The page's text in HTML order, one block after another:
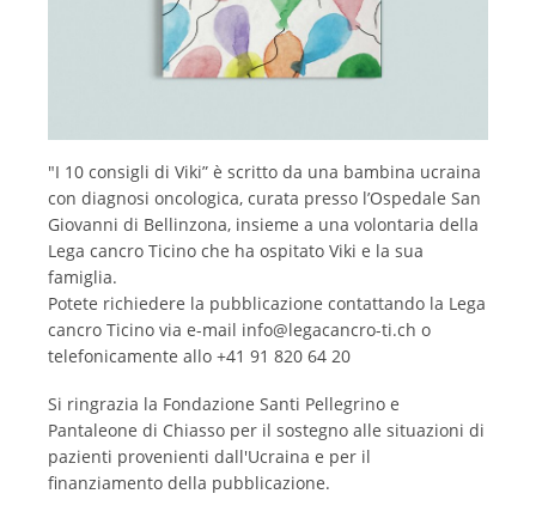
"I 10 consigli di Viki” è scritto da una bambina ucraina
con diagnosi oncologica, curata presso l’Ospedale San
Giovanni di Bellinzona, insieme a una volontaria della
Lega cancro Ticino che ha ospitato Viki e la sua
famiglia.
Potete richiedere la pubblicazione contattando la Lega
cancro Ticino via e-mail info@legacancro-ti.ch o
telefonicamente allo +41 91 820 64 20
Si ringrazia la Fondazione Santi Pellegrino e
Pantaleone di Chiasso per il sostegno alle situazioni di
pazienti provenienti dall'Ucraina e per il
finanziamento della pubblicazione.